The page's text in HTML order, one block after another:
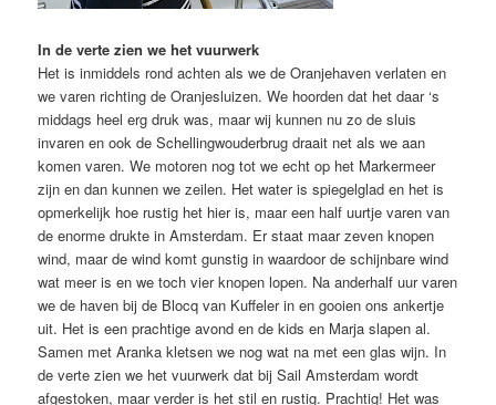
In de verte zien we het vuurwerk
Het is inmiddels rond achten als we de Oranjehaven verlaten en
we varen richting de Oranjesluizen. We hoorden dat het daar ‘s
middags heel erg druk was, maar wij kunnen nu zo de sluis
invaren en ook de Schellingwouderbrug draait net als we aan
komen varen. We motoren nog tot we echt op het Markermeer
zijn en dan kunnen we zeilen. Het water is spiegelglad en het is
opmerkelijk hoe rustig het hier is, maar een half uurtje varen van
de enorme drukte in Amsterdam. Er staat maar zeven knopen
wind, maar de wind komt gunstig in waardoor de schijnbare wind
wat meer is en we toch vier knopen lopen. Na anderhalf uur varen
we de haven bij de Blocq van Kuffeler in en gooien ons ankertje
uit. Het is een prachtige avond en de kids en Marja slapen al.
Samen met Aranka kletsen we nog wat na met een glas wijn. In
de verte zien we het vuurwerk dat bij Sail Amsterdam wordt
afgestoken, maar verder is het stil en rustig. Prachtig! Het was